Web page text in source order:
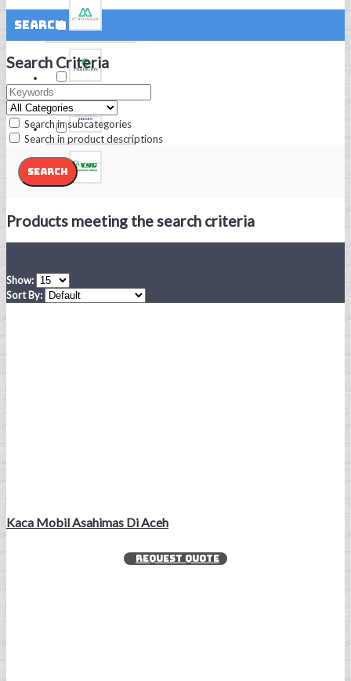
Search
Search Criteria
Search in subcategories
Search in product descriptions
Products meeting the search criteria
Show:
Sort By:
Kaca Mobil Asahimas Di Aceh
REQUEST QUOTE